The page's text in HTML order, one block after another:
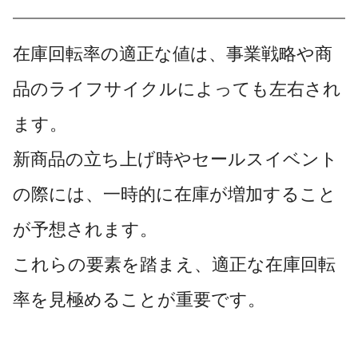
在庫回転率の適正な値は、事業戦略や商
品のライフサイクルによっても左右され
ます。
新商品の立ち上げ時やセールスイベント
の際には、一時的に在庫が増加すること
が予想されます。
これらの要素を踏まえ、適正な在庫回転
率を見極めることが重要です。